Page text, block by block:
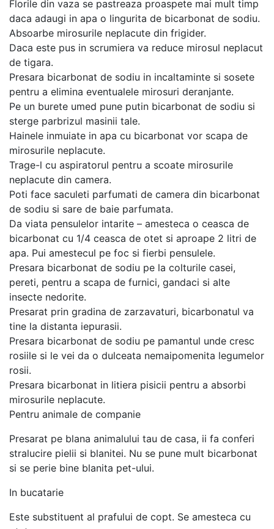
Florile din vaza se pastreaza proaspete mai mult timp
daca adaugi in apa o lingurita de bicarbonat de sodiu.
Absoarbe mirosurile neplacute din frigider.
Daca este pus in scrumiera va reduce mirosul neplacut
de tigara.
Presara bicarbonat de sodiu in incaltaminte si sosete
pentru a elimina eventualele mirosuri deranjante.
Pe un burete umed pune putin bicarbonat de sodiu si
sterge parbrizul masinii tale.
Hainele inmuiate in apa cu bicarbonat vor scapa de
mirosurile neplacute.
Trage-l cu aspiratorul pentru a scoate mirosurile
neplacute din camera.
Poti face saculeti parfumati de camera din bicarbonat
de sodiu si sare de baie parfumata.
Da viata pensulelor intarite – amesteca o ceasca de
bicarbonat cu 1/4 ceasca de otet si aproape 2 litri de
apa. Pui amestecul pe foc si fierbi pensulele.
Presara bicarbonat de sodiu pe la colturile casei,
pereti, pentru a scapa de furnici, gandaci si alte
insecte nedorite.
Presarat prin gradina de zarzavaturi, bicarbonatul va
tine la distanta iepurasii.
Presara bicarbonat de sodiu pe pamantul unde cresc
rosiile si le vei da o dulceata nemaipomenita legumelor
rosii.
Presara bicarbonat in litiera pisicii pentru a absorbi
mirosurile neplacute.
Pentru animale de companie
Presarat pe blana animalului tau de casa, ii fa conferi
stralucire pielii si blanitei. Nu se pune mult bicarbonat
si se perie bine blanita pet-ului.
In bucatarie
Este substituent al prafului de copt. Se amesteca cu